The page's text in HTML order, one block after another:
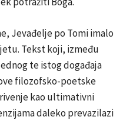
Jevađelje po Tomi imalo
Tekst koji, između
te istog događaja
filozofsko-poetske
kao ultimativni
daleko prevazilazi